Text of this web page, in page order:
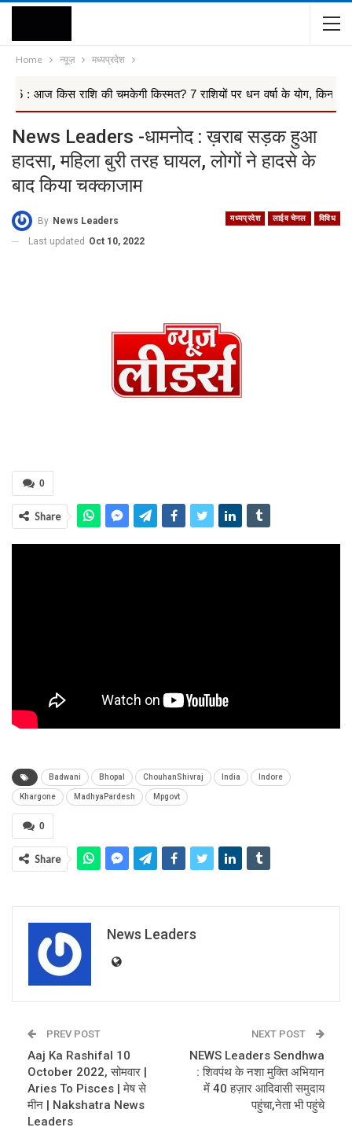
Home न्यूज़ मध्यप्रदेश
राशि की चमकेगी किस्मत? 7 राशियों पर धन वर्षा के योग, किन 4 राश...
News Leaders -धामनोद : ख़राब सड़क हुआ
हादसा, महिला बुरी तरह घायल, लोगों ने हादसे के
बाद किया चक्काजाम
मध्यप्रदेश लाईव चेनल विविध
By News Leaders
Last updated Oct 10, 2022
0
Share
Badwani Bhopal ChouhanShivraj India Indore
Khargone MadhyaPardesh Mpgovt
0
Share
News Leaders
PREV POST
Aaj Ka Rashifal 10
October 2022, सोमवार |
Aries To Pisces | मेष से
मीन | Nakshatra News
Leaders
NEXT POST
NEWS Leaders Sendhwa
: शिवपंथ के नशा मुक्ति अभियान
में 40 हज़ार आदिवासी समुदाय
पहुंचा,नेता भी पहुंचे